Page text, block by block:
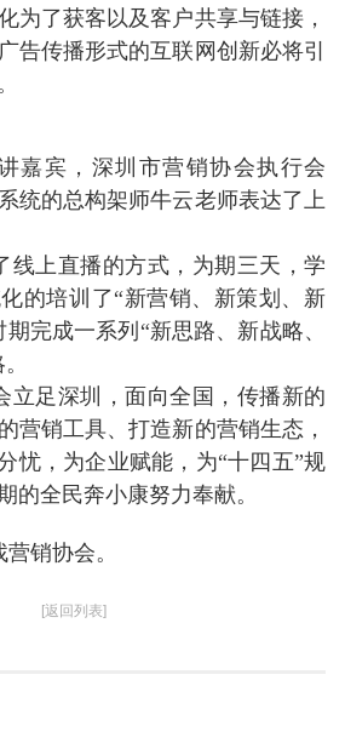
为了获客以及客户共享与链接，
告传播形式的互联网创新必将引
嘉宾，深圳市营销协会执行会
统的总构架师牛云老师表达了上
线上直播的方式，为期三天，学
的培训了“新营销、新策划、新
完成一系列“新思路、新战略、
立足深圳，面向全国，传播新的
营销工具、打造新的营销生态，
忧，为企业赋能，为“十四五”规
的全民奔小康努力奉献。
销协会。
[返回列表]